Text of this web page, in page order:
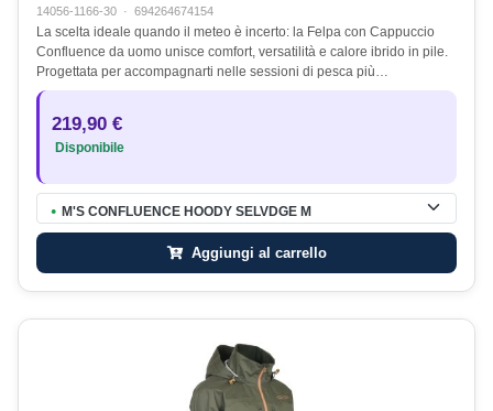
14056-1166-30 · 694264674154
La scelta ideale quando il meteo è incerto: la Felpa con Cappuccio
Confluence da uomo unisce comfort, versatilità e calore ibrido in pile.
Progettata per accompagnarti nelle sessioni di pesca più…
219,90 €
Disponibile
● M'S CONFLUENCE HOODY SELVDGE M
Aggiungi al carrello